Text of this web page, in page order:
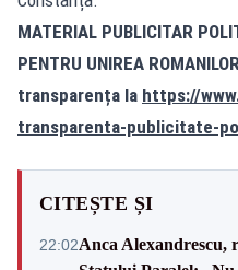
MATERIAL PUBLICITAR
PENTRU UNIREA
transparența la https://
transparenta-publicitate-
CITEȘTE ȘI
22:02Anca Alexandrescu,